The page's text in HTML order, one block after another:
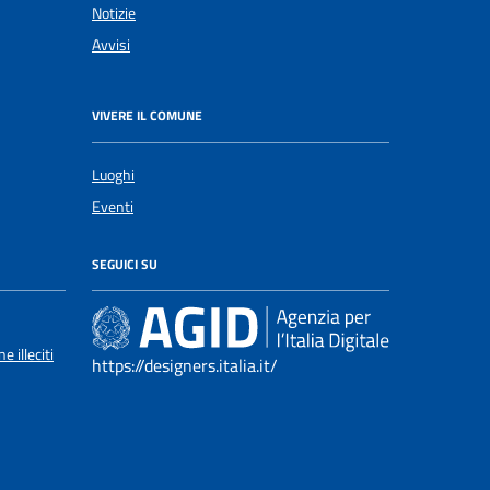
Notizie
Avvisi
VIVERE IL COMUNE
Luoghi
Eventi
illeciti
SEGUICI SU
https://designers.italia.it/